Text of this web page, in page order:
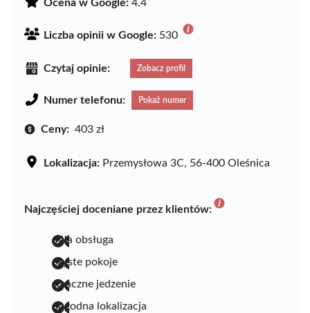
Ocena w Google: 4.4
Liczba opinii w Google: 530
Czytaj opinie: Zobacz profil
Numer telefonu: Pokaż numer
Ceny: 403 zł
Lokalizacja: Przemysłowa 3C, 56-400 Oleśnica
Najczęściej doceniane przez klientów:
miła obsługa
czyste pokoje
smaczne jedzenie
dogodna lokalizacja